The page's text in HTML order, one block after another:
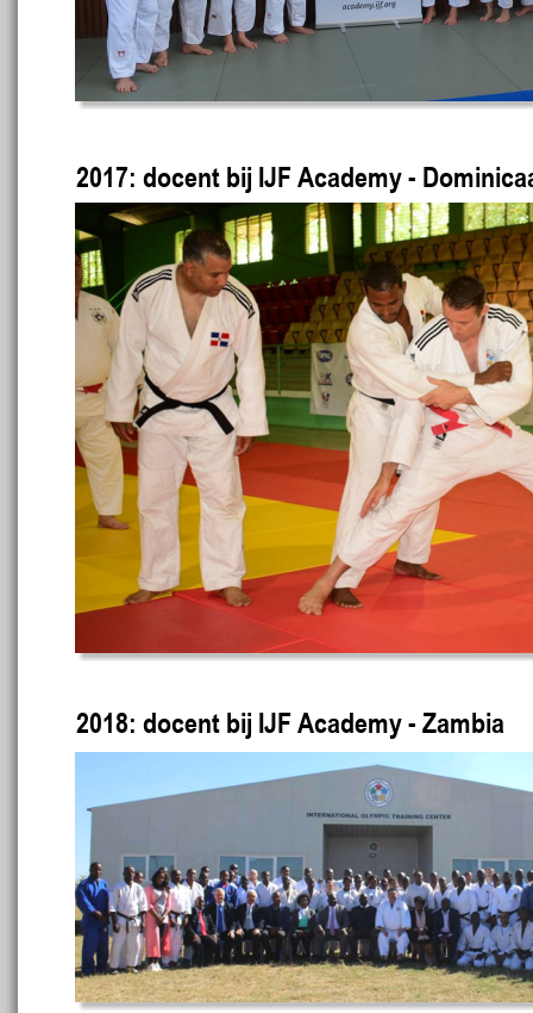
2017: docent bij IJF Academy -
2018: docent bij IJF Academy - Zambia